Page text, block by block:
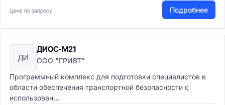
Цена по запросу Подробнее
ДИ
ДИОС-М21
ООО "ГРИВТ"
Программный комплекс для подготовки специалистов в
области обеспечения транспортной безопасности с
использован...